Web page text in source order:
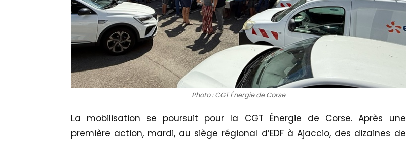
Photo : CGT Énergie de Corse
La mobilisation se poursuit pour la CGT Énergie de Corse. Après une
première action, mardi, au siège régional d’EDF à Ajaccio, des dizaines de